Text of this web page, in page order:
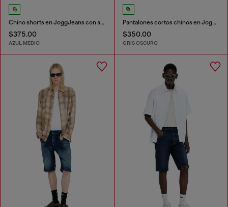
Chino shorts en JoggJeans con acabado desgastado
$375.00
AZUL MEDIO
Pantalones cortos chinos en JoggJeans
$350.00
GRIS OSCURO